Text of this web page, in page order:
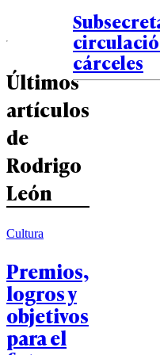
Últimos
artículos
de
Rodrigo
León
Cultura
Premios,
logros y
objetivos
para el
cárceles